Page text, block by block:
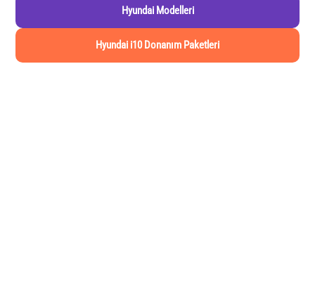
Hyundai Modelleri
Hyundai i10 Donanım Paketleri